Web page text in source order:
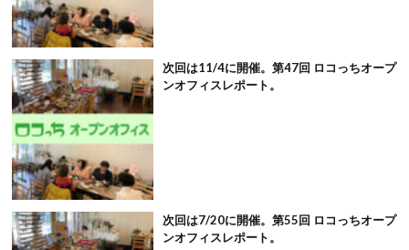
次回は11/4に開催。第47回 ロコっちオープ
ンオフィスレポート。
次回は7/20に開催。第55回 ロコっちオープ
ンオフィスレポート。